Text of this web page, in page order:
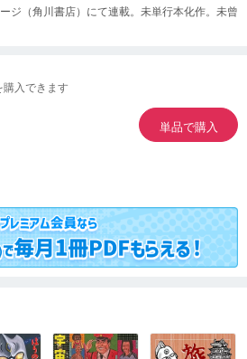
ジ（角川書店）にて連載。未単行本化作。未曾
入できます
単品で購入